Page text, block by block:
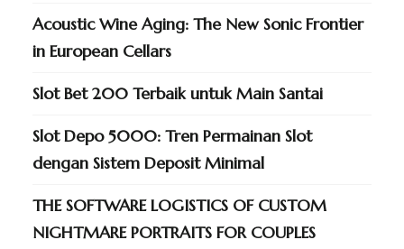
Acoustic Wine Aging: The New Sonic Frontier
in European Cellars
Slot Bet 200 Terbaik untuk Main Santai
Slot Depo 5000: Tren Permainan Slot
dengan Sistem Deposit Minimal
THE SOFTWARE LOGISTICS OF CUSTOM
NIGHTMARE PORTRAITS FOR COUPLES